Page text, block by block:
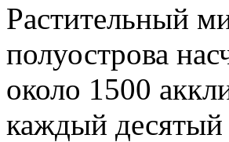
Растительный
полуострова
около 1500
каждый